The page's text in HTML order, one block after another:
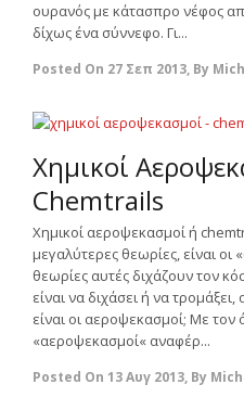
ουρανός με κάτασπρο νέφος
δίχως ένα σύννεφο. Γι...
Posted On 27 Σεπ 2013, By
Χημικοί
Chemtrails
Χημικοί αεροψεκασμοί ή
μεγαλύτερες θεωρίες, είναι
θεωρίες αυτές διχάζουν τον
είναι να διχάσει ή να
είναι οι αεροψεκασμοί; Με τον
«αεροψεκασμοί« αναφέρ...
Posted On 13 Αυγ 2013, By